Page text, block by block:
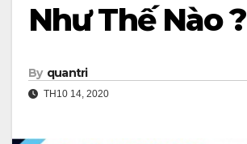
Như Thế Nào ?
By quantri
TH10 14, 2020